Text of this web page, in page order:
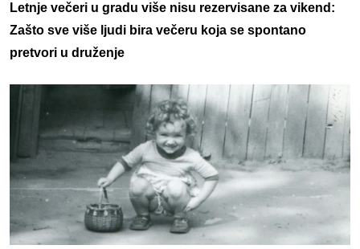
Letnje večeri u gradu više nisu rezervisane za vikend:
Zašto sve više ljudi bira večeru koja se spontano
pretvori u druženje